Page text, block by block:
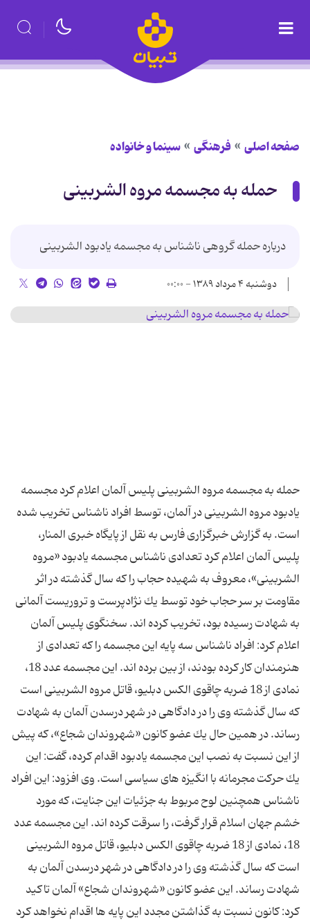
صفحه اصلی فرهنگی سینما و خانواده
حمله به مجسمه مروه الشربینی
درباره حمله گروهی ناشناس به مجسمه یادبود الشربینی
دوشنبه ۴ مرداد ۱۳۸۹ - ۰۰:۰۰
حمله به مجسمه مروه الشربینی پلیس آلمان اعلام كرد مجسمه
یادبود مروه الشربینی در آلمان، توسط افراد ناشناس تخریب شده
است. به گزارش خبرگزاری فارس به نقل از پایگاه خبری المنار،
پلیس آلمان اعلام كرد تعدادی ناشناس مجسمه یادبود «مروه
الشربینی»، معروف به شهیده حجاب را كه سال گذشته در اثر
مقاومت بر سر حجاب خود توسط یك نژادپرست و تروریست آلمانی
به شهادت رسیده بود، تخریب كرده ‌اند. سخنگوی پلیس آلمان
اعلام كرد: افراد ناشناس سه پایه این مجسمه را كه تعدادی از
هنرمندان كار كرده بودند، از بین برده ‌اند. این مجسمه عدد 18،
نمادی از 18 ضربه چاقوی الكس دبلیو، قاتل مروه الشربینی است
كه سال گذشته وی را در دادگاهی در شهر درسدن آلمان به شهادت
رساند. در همین حال یك عضو كانون «شهروندان شجاع»، كه پیش
از این نسبت به نصب این مجسمه یادبود اقدام كرده، گفت: این
یك حركت مجرمانه با انگیزه ‌های سیاسی است. وی افزود: این افراد
ناشناس همچنین لوح مربوط به جزئیات این جنایت، كه مورد
خشم جهان اسلام قرار گرفت، را سرقت كرده‌ اند. این مجسمه عدد
18، نمادی از 18 ضربه چاقوی الكس دبلیو، قاتل مروه الشربینی
است كه سال گذشته وی را در دادگاهی در شهر درسدن آلمان به
شهادت رساند. این عضو كانون «شهروندان شجاع» آلمان تاكید
كرد: كانون نسبت به گذاشتن مجدد این پایه ‌ها اقدام نخواهد كرد